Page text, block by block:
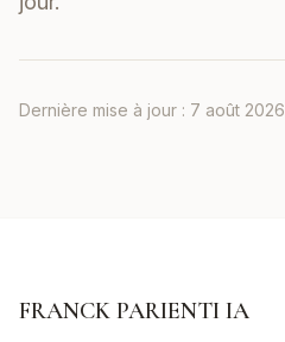
Dernière mise à jour : 7 août 2026
FRANCK PARIENTI IA